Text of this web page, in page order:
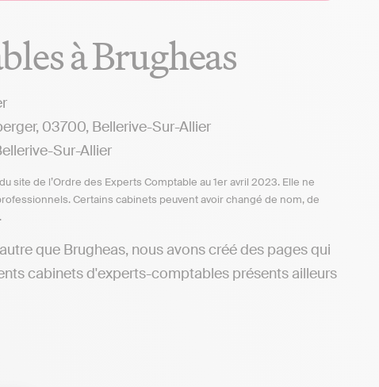
à Brugheas
03700, Bellerive-Sur-Allier
Sur-Allier
de l’Ordre des Experts Comptable au 1er avril 2023. Elle ne
Certains cabinets peuvent avoir changé de nom, de
que Brugheas, nous avons créé des pages qui
cabinets d'experts-comptables présents ailleurs